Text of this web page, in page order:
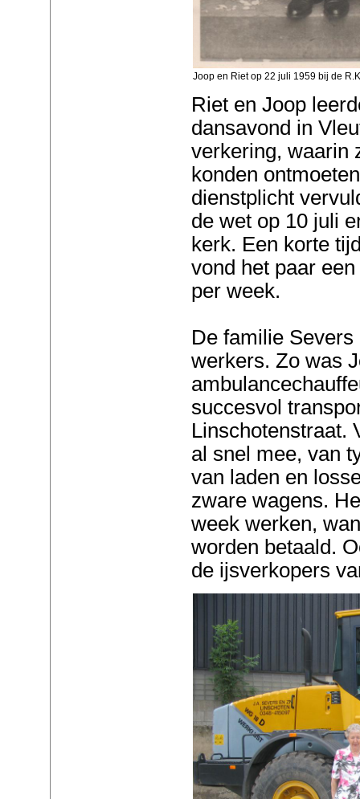
Joop en Riet op 22 juli 1959 bij de
Riet en Joop
dansavond in
verkering, waarin
konden
dienstplicht
de wet op 10 juli
kerk. Een korte
vond het paar
per week.
De familie
werkers. Zo was
succesvol
Linschotenstraat.
al snel mee, van
van laden en
zware wagens.
week werken,
worden betaald.
de ijsverkopers